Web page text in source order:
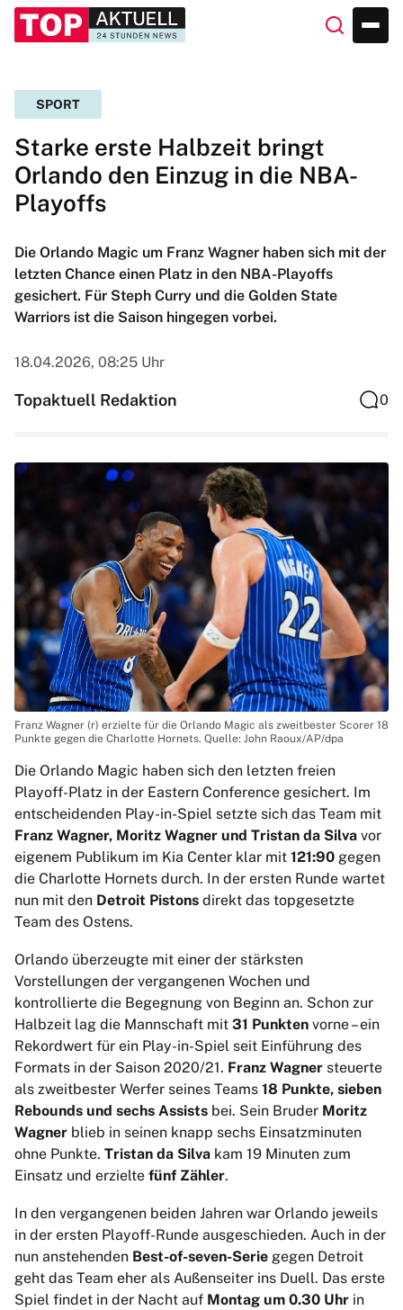
SPORT
Starke erste Halbzeit bringt
Orlando den Einzug in die NBA-
Playoffs
Die Orlando Magic um Franz Wagner haben sich mit der
letzten Chance einen Platz in den NBA-Playoffs
gesichert. Für Steph Curry und die Golden State
Warriors ist die Saison hingegen vorbei.
18.04.2026, 08:25 Uhr
Topaktuell Redaktion 0
Franz Wagner (r) erzielte für die Orlando Magic als zweitbester Scorer 18
Punkte gegen die Charlotte Hornets. Quelle: John Raoux/AP/dpa
Die Orlando Magic haben sich den letzten freien
Playoff-Platz in der Eastern Conference gesichert. Im
entscheidenden Play-in-Spiel setzte sich das Team mit
Franz Wagner, Moritz Wagner und Tristan da Silva vor
eigenem Publikum im Kia Center klar mit 121:90 gegen
die Charlotte Hornets durch. In der ersten Runde wartet
nun mit den Detroit Pistons direkt das topgesetzte
Team des Ostens.
Orlando überzeugte mit einer der stärksten
Vorstellungen der vergangenen Wochen und
kontrollierte die Begegnung von Beginn an. Schon zur
Halbzeit lag die Mannschaft mit 31 Punkten vorne – ein
Rekordwert für ein Play-in-Spiel seit Einführung des
Formats in der Saison 2020/21. Franz Wagner steuerte
als zweitbester Werfer seines Teams 18 Punkte, sieben
Rebounds und sechs Assists bei. Sein Bruder Moritz
Wagner blieb in seinen knapp sechs Einsatzminuten
ohne Punkte. Tristan da Silva kam 19 Minuten zum
Einsatz und erzielte fünf Zähler.
In den vergangenen beiden Jahren war Orlando jeweils
in der ersten Playoff-Runde ausgeschieden. Auch in der
nun anstehenden Best-of-seven-Serie gegen Detroit
geht das Team eher als Außenseiter ins Duell. Das erste
Spiel findet in der Nacht auf Montag um 0.30 Uhr in